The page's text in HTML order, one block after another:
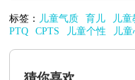
标签： 儿童气质 育儿 儿童
PTQ
CPTS 儿童个性 儿